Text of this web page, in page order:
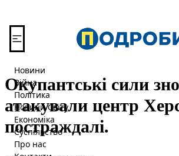
Новини
Війна
Політика
Новини Світу
Економіка
Суспільство
Про нас
Окупантські сили
атакували центр
постраждалі.